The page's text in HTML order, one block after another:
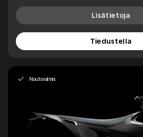
Lisätietoja
Tiedustella
Noutovalmis